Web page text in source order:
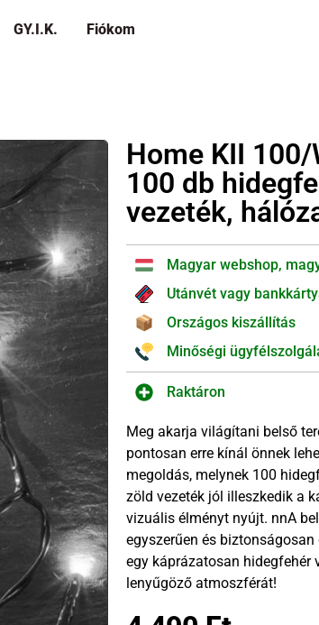
GY.I.K. Fiókom
Home KII
100 db
vezeték,
Magyar webshop,
Utánvét vagy
Országos kiszállítás
Minőségi
Raktáron
Meg akarja világítani belső
pontosan erre kínál önnek
megoldás, melynek 100
zöld vezeték jól illeszkedik a
vizuális élményt nyújt. nnA
egyszerűen és
egy káprázatosan hidegfehér
lenyűgöző atmoszférát!